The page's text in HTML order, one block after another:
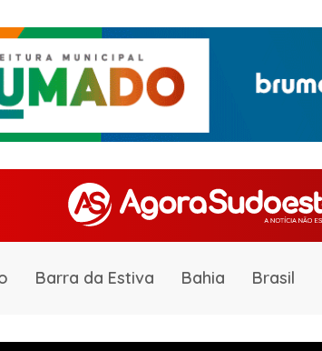
Barra da Estiva Bahia Brasil